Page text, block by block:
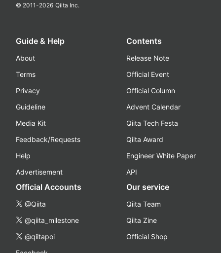
© 2011-2026 Qiita Inc.
Guide & Help
About
Terms
Privacy
Guideline
Media Kit
Feedback/Requests
Help
Advertisement
Contents
Release Note
Official Event
Official Column
Advent Calendar
Qiita Tech Festa
Qiita Award
Engineer White Paper
API
Official Accounts
@Qiita
@qiita_milestone
@qiitapoi
Our service
Qiita Team
Qiita Zine
Official Shop